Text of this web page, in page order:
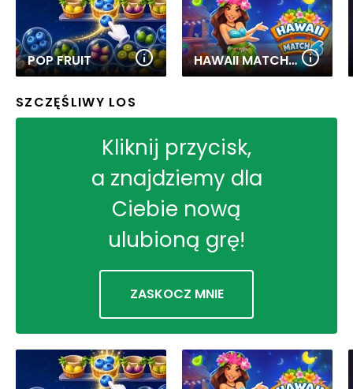
POP FRUIT HAWAII MATCH 6
SZCZĘŚLIWY LOS
Kliknij przycisk,
a znajdziemy dla
Ciebie nową
ulubioną grę!
ZASKOCZ MNIE